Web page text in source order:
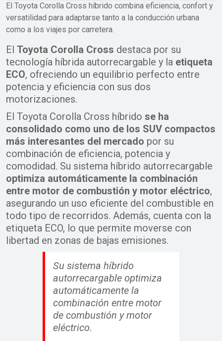
El Toyota Corolla Cross híbrido combina eficiencia, confort y
versatilidad para adaptarse tanto a la conducción urbana
como a los viajes por carretera.
El Toyota Corolla Cross destaca por su
tecnología híbrida autorrecargable y la etiqueta
ECO, ofreciendo un equilibrio perfecto entre
potencia y eficiencia con sus dos
motorizaciones.
El Toyota Corolla Cross híbrido se ha
consolidado como uno de los SUV compactos
más interesantes del mercado por su
combinación de eficiencia, potencia y
comodidad. Su sistema híbrido autorrecargable
optimiza automáticamente la combinación
entre motor de combustión y motor eléctrico,
asegurando un uso eficiente del combustible en
todo tipo de recorridos. Además, cuenta con la
etiqueta ECO, lo que permite moverse con
libertad en zonas de bajas emisiones.
Su sistema híbrido
autorrecargable optimiza
automáticamente la
combinación entre motor
de combustión y motor
eléctrico.